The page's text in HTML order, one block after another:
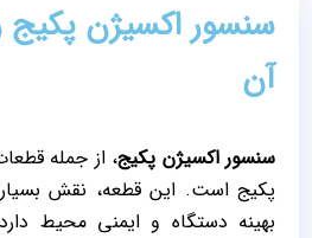
سنسور اکسیژن پکیج
آن
سنسور اکسیژن پکیج، از جمله
پکیج است. این قطعه، نقش
بهینه دستگاه و ایمنی محیط